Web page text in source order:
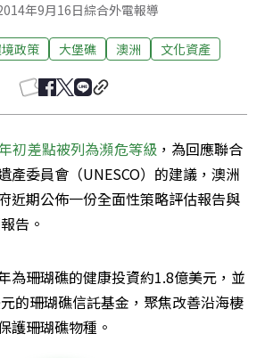
年9月16日綜合外電報導
政策 大堡礁 澳洲 文化資產
初差點被列為瀕危等級 ，為回應聯合
產委員會（UNESCO）的建議，澳洲
近期公佈一份全面性策略評估報告與
告。
為珊瑚礁的健康投資約1.8億美元，並
的珊瑚礁信託基金，聚焦改善沿海棲
護珊瑚礁物種。